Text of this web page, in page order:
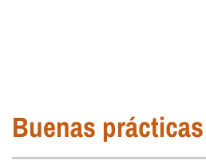
Buenas prácticas